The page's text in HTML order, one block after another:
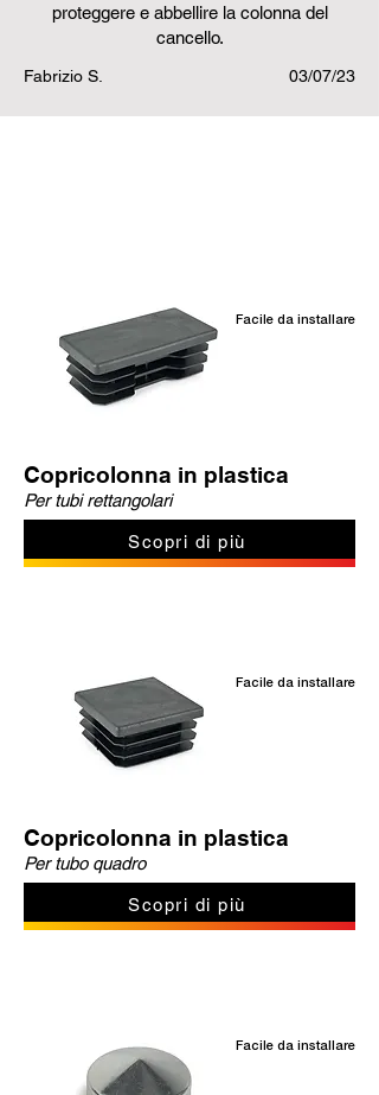
proteggere e abbellire la colonna del
cancello.
Fabrizio S. 03/07/23
Facile da installare
Copricolonna in plastica
Per tubi rettangolari
Scopri di più
Facile da installare
Copricolonna in plastica
Per tubo quadro
Scopri di più
Facile da installare